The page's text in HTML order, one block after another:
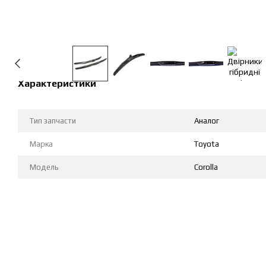
Характеристики
Тип запчасти Аналог
Марка Toyota
Модель Corolla